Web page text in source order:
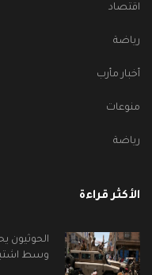
اقتصاد
رياضة
أخبار مأرب
منوعات
رياضة
الأكثر قراءة
وسط